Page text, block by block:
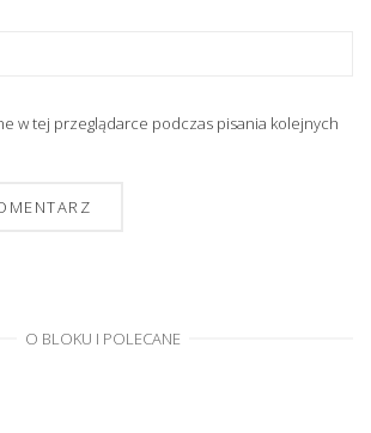
w tej przeglądarce podczas pisania kolejnych
O BLOKU I POLECANE